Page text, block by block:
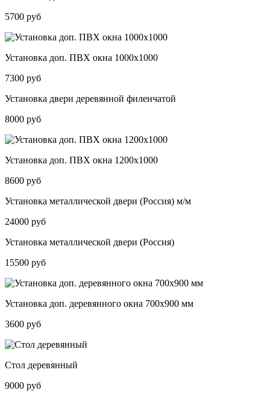
5700 руб
Установка доп. ПВХ окна 1000х1000
7300 руб
Установка двери деревянной филенчатой
8000 руб
Установка доп. ПВХ окна 1200х1000
8600 руб
Установка металлической двери (Россия) м/м
24000 руб
Установка металлической двери (Россия)
15500 руб
Установка доп. деревянного окна 700х900 мм
3600 руб
Стол деревянный
9000 руб